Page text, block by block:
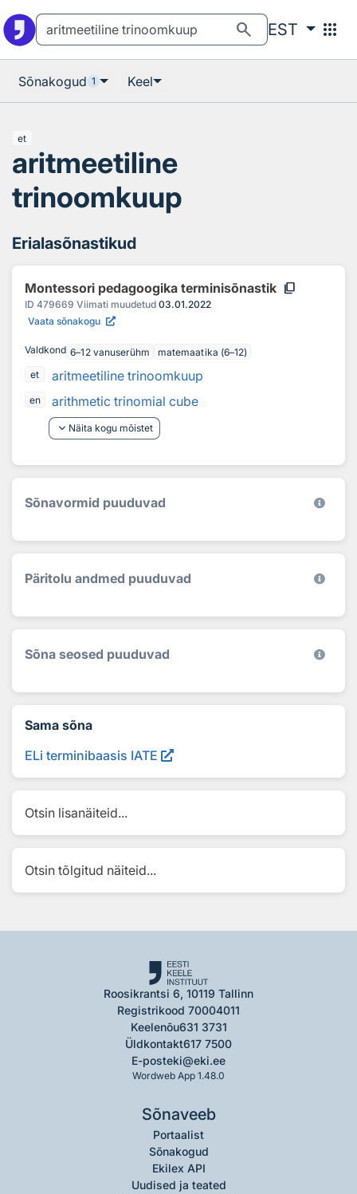
search EST apps
Sõnakogud 1 Keel
et
aritmeetiline
trinoomkuup
Erialasõnastikud
Montessori pedagoogika terminisõnastik content_copy
ID 479669 Viimati muudetud 03.01.2022
Vaata sõnakogu
Valdkond 6–12 vanuserühm
matemaatika (6–12)
et
aritmeetiline trinoomkuup
en
arithmetic trinomial cube
keyboard_arrow_down Näita kogu mõistet
Sõnavormid puuduvad
Päritolu andmed puuduvad
Sõna seosed puuduvad
Sama sõna
ELi terminibaasis IATE
Otsin lisanäiteid...
Otsin tõlgitud näiteid...
Roosikrantsi 6, 10119 Tallinn
Registrikood 70004011
Keelenõu631 3731
Üldkontakt617 7500
E-posteki@eki.ee
Wordweb App 1.48.0
Sõnaveeb
Portaalist
Sõnakogud
Ekilex API
Uudised ja teated